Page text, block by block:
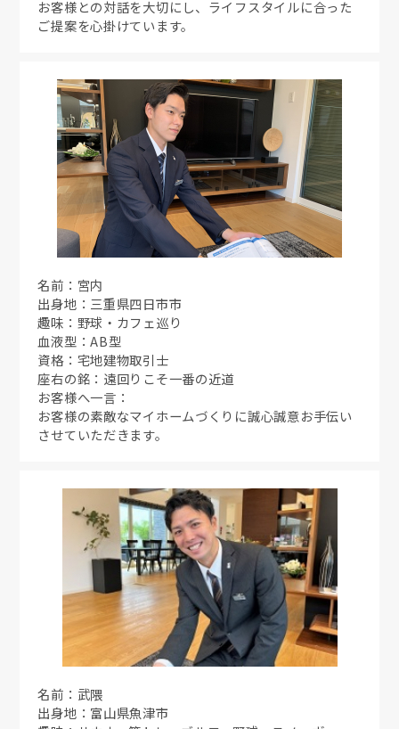
お客様との対話を大切にし、ライフスタイルに合った
ご提案を心掛けています。
名前：宮内
出身地：三重県四日市市
趣味：野球・カフェ巡り
血液型：AB型
資格：宅地建物取引士
座右の銘：遠回りこそ一番の近道
お客様へ一言：
お客様の素敵なマイホームづくりに誠心誠意お手伝い
させていただきます。
名前：武隈
出身地：富山県魚津市